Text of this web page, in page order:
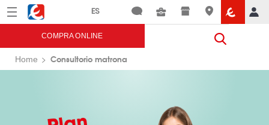
Menú Eroski
COMPRA ONLINE
Home Consultorio matrona